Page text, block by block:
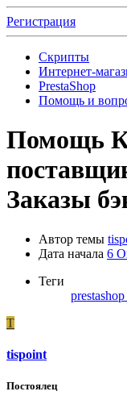
Регистрация
Скрипты
Интернет-
PrestaShop
Помощь и
Помощь
Заказы
Автор темы
Дата начала 6
Теги
prestashop
T
tispoint
Постоялец